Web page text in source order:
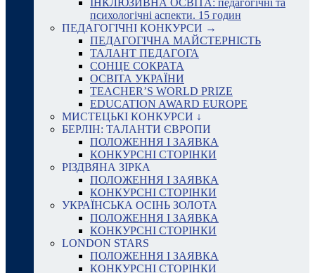
ІНКЛЮЗИВНА ОСВІТА: педагогічні та
психологічні аспекти. 15 годин
ПЕДАГОГІЧНІ КОНКУРСИ →
ПЕДАГОГІЧНА МАЙСТЕРНІСТЬ
ТАЛАНТ ПЕДАГОГА
СОНЦЕ СОКРАТА
ОСВІТА УКРАЇНИ
TEACHER’S WORLD PRIZE
EDUCATION AWARD EUROPE
МИСТЕЦЬКІ КОНКУРСИ ↓
БЕРЛІН: ТАЛАНТИ ЄВРОПИ
ПОЛОЖЕННЯ І ЗАЯВКА
КОНКУРСНІ СТОРІНКИ
РІЗДВЯНА ЗІРКА
ПОЛОЖЕННЯ І ЗАЯВКА
КОНКУРСНІ СТОРІНКИ
УКРАЇНСЬКА ОСІНЬ ЗОЛОТА
ПОЛОЖЕННЯ І ЗАЯВКА
КОНКУРСНІ СТОРІНКИ
LONDON STARS
ПОЛОЖЕННЯ І ЗАЯВКА
КОНКУРСНІ СТОРІНКИ